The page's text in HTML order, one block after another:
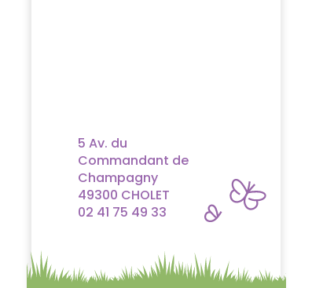
5 Av. du
Commandant de
Champagny
49300 CHOLET
02 41 75 49 33